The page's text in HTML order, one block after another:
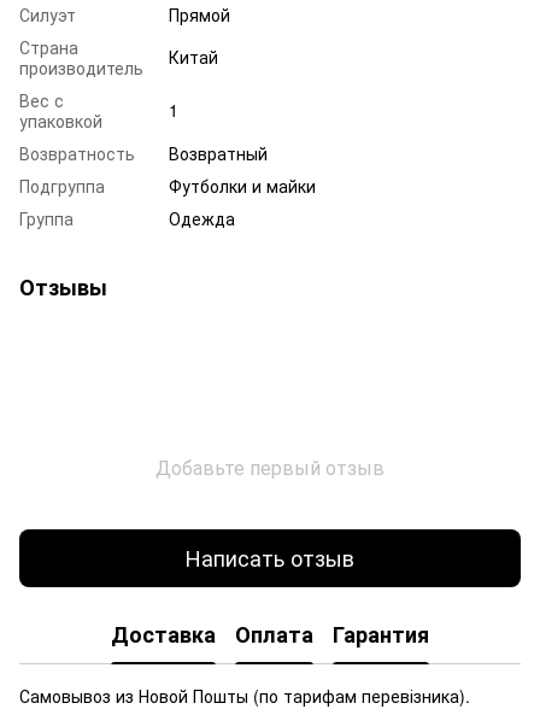
Силуэт
Прямой
Страна
производитель
Китай
Вес с
упаковкой
1
Возвратность
Возвратный
Подгруппа
Футболки и майки
Группа
Одежда
Отзывы
Добавьте первый отзыв
Написать отзыв
Доставка Оплата Гарантия
Самовывоз из Новой Пошты (по тарифам перевізника).